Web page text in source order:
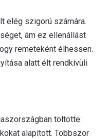
elég szigorú számára.
ám ez ellenállást
remeteként élhessen.
alatt élt rendkívüli
töltötte:
alapított. Többször